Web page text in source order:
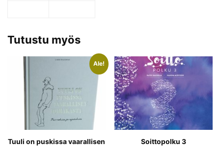
Tutustu myös
Ale!
Tuuli on puskissa vaarallisen
Soittopolku 3